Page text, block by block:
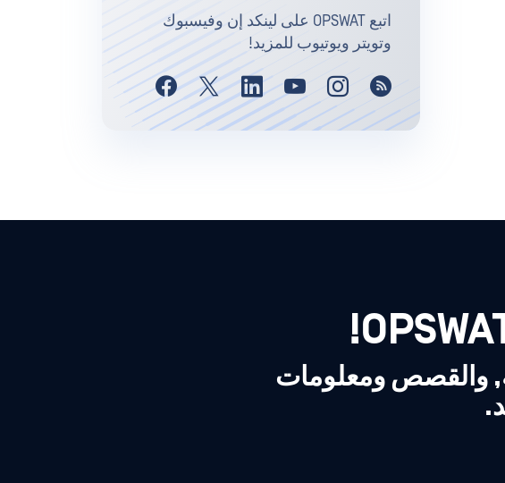
اتبع OPSWAT على لينكد إن وفيسبوك
وتويتر ويوتيوب للمزيد!
والقصص ومعلومات